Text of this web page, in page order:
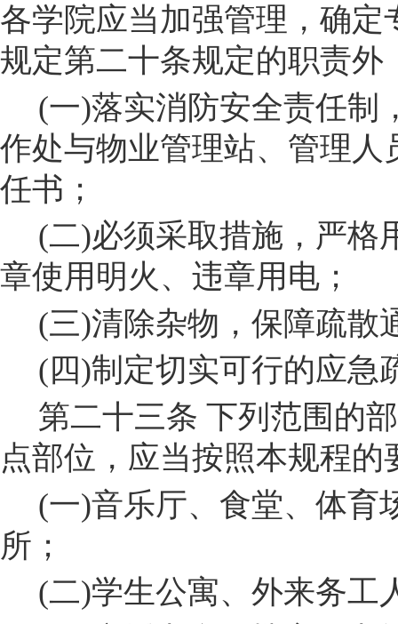
各学院应当加强管理，确
规定第二十条规定的职责
(一)落实消防安全责任制
作处与物业管理站、 管理人
任书 ；
(二)必须采取措施，严格
章使用明火、违章用电；
(三)清除杂物，保障疏散
( 四)制定切实可行的应急
第二十三条 下列范围的
点部位，应当按照本规程
(一)音乐厅、食堂、体育
所 ；
(二)学生公寓、外来务工